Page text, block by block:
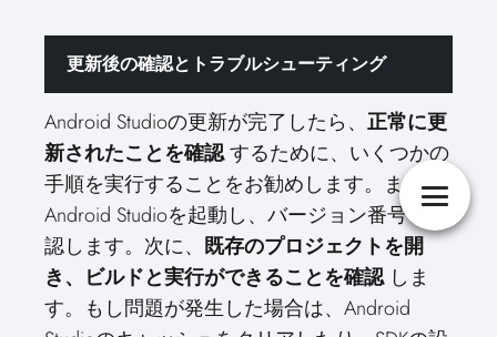
更新後の確認とトラブルシューティング
Android Studioの更新が完了したら、 正常に更
新されたことを確認するために、いくつかの
手順を実行することをお勧めします。まず、
Android Studioを起動し、バージョン番号を確
認します。次に、 既存のプロジェクトを開
き、ビルドと実行ができることを確認しま
す。もし問題が発生した場合は、Android